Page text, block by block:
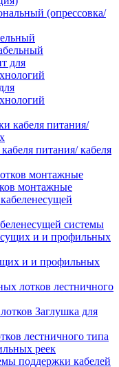
(опрессовка/
питания/ кабеля
монтажные
системы
и и профильных
лотков лестничного
Заглушка для
лестничного типа
реек